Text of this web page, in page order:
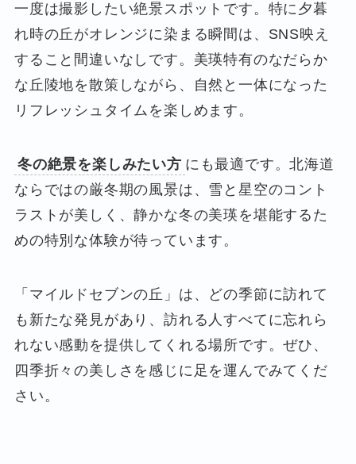
一度は撮影したい絶景スポットです。特に夕暮
れ時の丘がオレンジに染まる瞬間は、SNS映え
すること間違いなしです。美瑛特有のなだらか
な丘陵地を散策しながら、自然と一体になった
リフレッシュタイムを楽しめます。
冬の絶景を楽しみたい方 にも最適です。北海道
ならではの厳冬期の風景は、雪と星空のコント
ラストが美しく、静かな冬の美瑛を堪能するた
めの特別な体験が待っています。
「マイルドセブンの丘」は、どの季節に訪れて
も新たな発見があり、訪れる人すべてに忘れら
れない感動を提供してくれる場所です。ぜひ、
四季折々の美しさを感じに足を運んでみてくだ
さい。